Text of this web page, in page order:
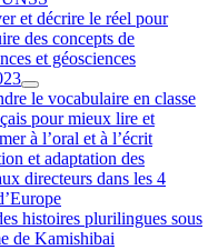
et décrire le réel pour
des concepts de
et géosciences
le vocabulaire en classe
pour mieux lire et
à l’oral et à l’écrit
et adaptation des
directeurs dans les 4
histoires plurilingues sous
de Kamishibai